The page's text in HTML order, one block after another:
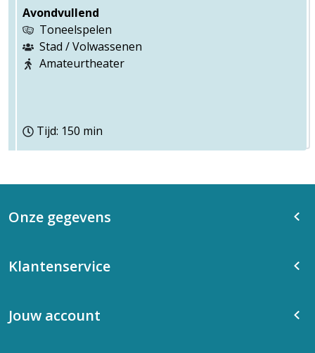
Avondvullend
Toneelspelen
Stad / Volwassenen
Amateurtheater
Tijd: 150 min
Onze gegevens
Klantenservice
Jouw account